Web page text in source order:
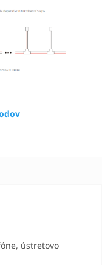
z 5 hviezdičiek.
ústretovo